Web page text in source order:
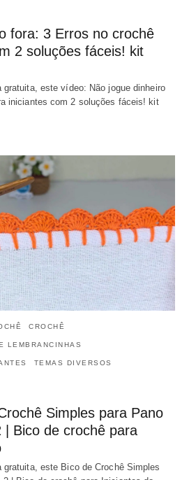
fora: 3 Erros no crochê
2 soluções fáceis! kit
este vídeo: Não jogue dinheiro
iniciantes com 2 soluções fáceis! kit
CROCHÊ
LEMBRANCINHAS
TEMAS DIVERSOS
Simples para Pano
| Bico de crochê para
este Bico de Crochê Simples